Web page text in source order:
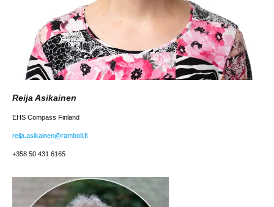
Reija Asikainen
EHS Compass Finland
reija.asikainen@ramboll.fi
+358 50 431 6165